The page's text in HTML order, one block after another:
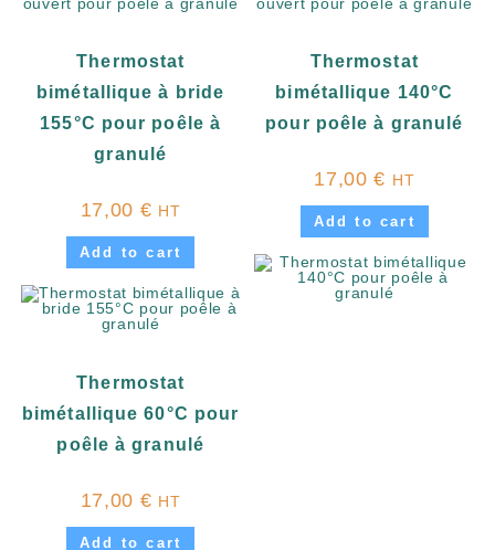
Thermostat
bimétallique à bride
155°C pour poêle à
granulé
17,00 € HT
Add to cart
Thermostat
bimétallique 140°C
pour poêle à granulé
17,00€ HT
Add to cart
Thermostat
bimétallique 60°C pour
poêle à granulé
17,00 € HT
Add to cart